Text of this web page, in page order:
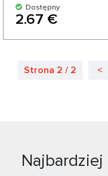
Dostępny
2.67 €
Strona 2 / 2 <